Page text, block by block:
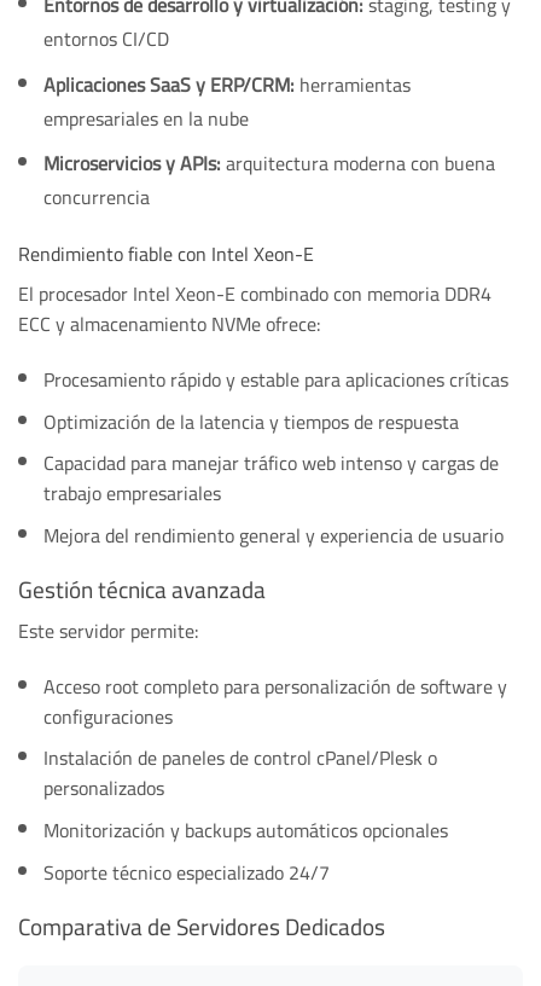
entornos CI/CD
Aplicaciones SaaS y ERP/CRM: herramientas
empresariales en la nube
Microservicios y APIs:arquitectura moderna con buena
concurrencia
Rendimiento fiable con Intel Xeon-E
El procesador Intel Xeon-E combinado con memoria DDR4
ECC y almacenamiento NVMe ofrece:
Procesamiento rápido y estable para aplicaciones críticas
Optimización de la latencia y tiempos de respuesta
Capacidad para manejar tráfico web intenso y cargas de
trabajo empresariales
Mejora del rendimiento general y experiencia de usuario
Gestión técnica avanzada
Este servidor permite:
Acceso root completo para personalización de software y
configuraciones
Instalación de paneles de control cPanel/Plesk o
personalizados
Monitorización y backups automáticos opcionales
Soporte técnico especializado 24/7
Comparativa de Servidores Dedicados